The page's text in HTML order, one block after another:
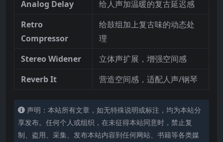
Analog Delay
给人声加温暖的复古延迟感
Retro
Compressor
给鼓组加上复古味的动态处
理
Stereo Widener
立体声扩展，增强空间感
Reverb It
营造空间感，适配人声/钢琴
声明：本站所有文章，如无特殊说明或标注，均为本站分
享发布。任何个人或组织，在未征得本站同意时，禁止复
制、盗用、采集、发布本站内容到任何网站、书籍等各类媒